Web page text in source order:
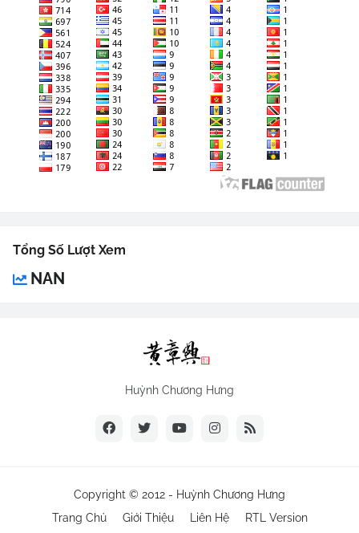
Tổng Số Lượt Xem
NAN
Huỳnh Chương Hưng
Copyright © 2012 - Huỳnh Chương Hưng
Trang Chủ
Giới Thiệu Liên Hệ RTL Version